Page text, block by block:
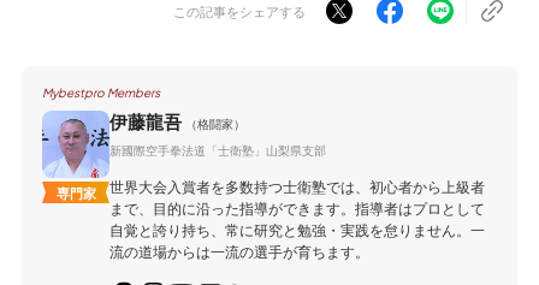
この記事をシェアする
Mybestpro Members
専門家
伊藤龍吾
（格闘家）
新國際空手拳法道「士衛塾」山梨県支部
世界大会入賞者を多数持つ士衛塾では、初心者から上級者
まで、目的に沿った指導ができます。指導者はプロとして
自覚と誇り持ち、常に研究と勉強・実践を怠りません。一
流の道場からは一流の選手が育ちます。